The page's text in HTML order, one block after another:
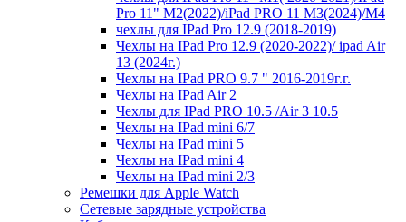
Pro 11" М2(2022)/iPad PRO 11 M3(2024)/M4
чехлы для IPad Pro 12.9 (2018-2019)
Чехлы на IPad Pro 12.9 (2020-2022)/ ipad Air
13 (2024г.)
Чехлы на IPad PRO 9.7 " 2016-2019г.г.
Чехлы на IPad Air 2
Чехлы для IPad PRO 10.5 /Air 3 10.5
Чехлы на IPad mini 6/7
Чехлы на IPad mini 5
Чехлы на IPad mini 4
Чехлы на IPad mini 2/3
Ремешки для Apple Watch
Сетевые зарядные устройства